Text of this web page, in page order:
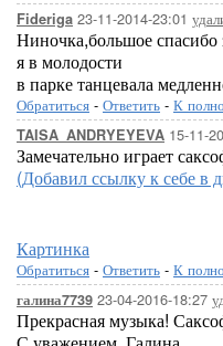
Fideriga 23-11-2014-23:01
Ниночка,большое
я в молодости
в парке танцевала
Обратиться - Ответить - К
TAISA_ANDRYEYEVA 15-11-
Замечательно играет
(Добавил ссылку к себе в
Картинка
Обратиться - Ответить - К
галина7739 23-04-2016-18:27
Прекрасная музыка!